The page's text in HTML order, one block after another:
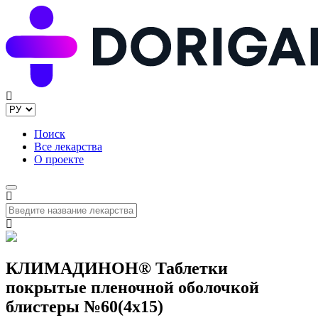
Поиск
Все лекарства
О проекте
КЛИМАДИНОН® Таблетки
покрытые пленочной оболочкой
блистеры №60(4x15)